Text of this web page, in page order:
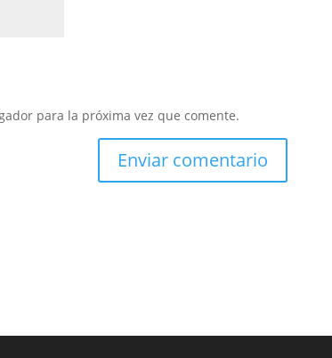
para la próxima vez que comente.